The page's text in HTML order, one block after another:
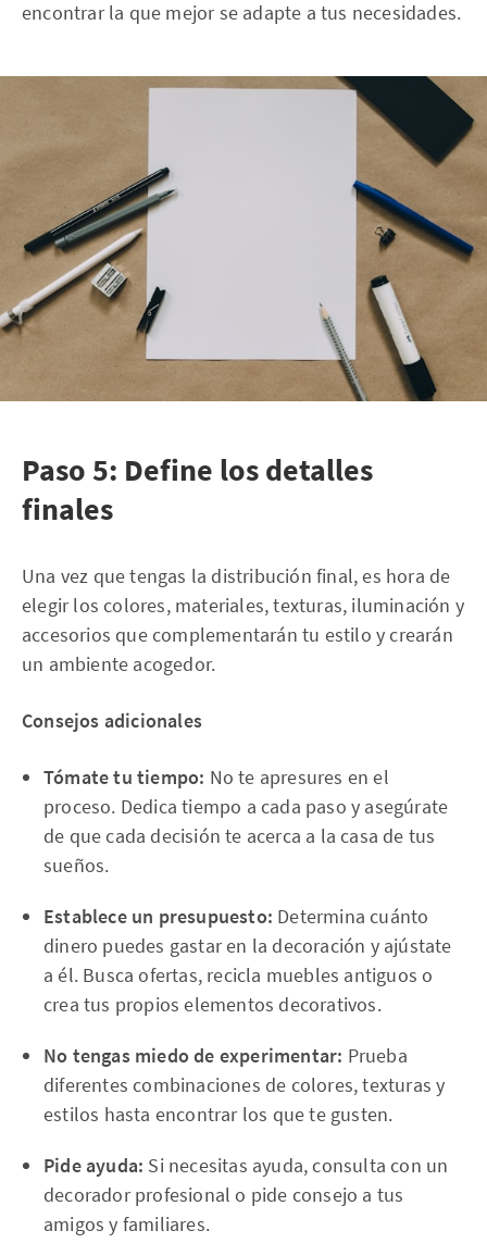
encontrar la que mejor se adapte a tus necesidades.
Paso 5: Define los detalles
finales
Una vez que tengas la distribución final, es hora de
elegir los colores, materiales, texturas, iluminación y
accesorios que complementarán tu estilo y crearán
un ambiente acogedor.
Consejos adicionales
Tómate tu tiempo: No te apresures en el
proceso. Dedica tiempo a cada paso y asegúrate
de que cada decisión te acerca a la casa de tus
sueños.
Establece un presupuesto: Determina cuánto
dinero puedes gastar en la decoración y ajústate
a él. Busca ofertas, recicla muebles antiguos o
crea tus propios elementos decorativos.
No tengas miedo de experimentar: Prueba
diferentes combinaciones de colores, texturas y
estilos hasta encontrar los que te gusten.
Pide ayuda: Si necesitas ayuda, consulta con un
decorador profesional o pide consejo a tus
amigos y familiares.